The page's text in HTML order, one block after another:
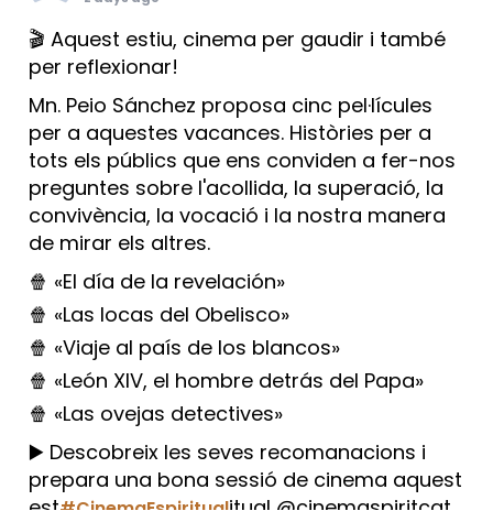
🎬 Aquest estiu, cinema per gaudir i també
per reflexionar!
Mn. Peio Sánchez proposa cinc pel·lícules
per a aquestes vacances. Històries per a
tots els públics que ens conviden a fer-nos
preguntes sobre l'acollida, la superació, la
convivència, la vocació i la nostra manera
de mirar els altres.
🍿 «El día de la revelación»
🍿 «Las locas del Obelisco»
🍿 «Viaje al país de los blancos»
🍿 «León XIV, el hombre detrás del Papa»
🍿 «Las ovejas detectives»
▶️ Descobreix les seves recomanacions i
prepara una bona sessió de cinema aquest
est#CinemaEspiritualitual @cinemaspiritcat